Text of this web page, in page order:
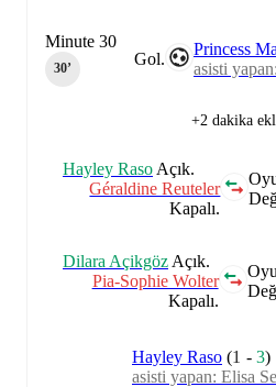
Gol.
Princess
asisti
Minute 30
30‎’‎
+2 dakika
Hayley Raso Açık.
Géraldine Reuteler
Kapalı.
Dilara Açikgöz Açık.
Pia-Sophie Wolter
Kapalı.
Hayley Raso (1 -3)
asisti yapan: Elisa